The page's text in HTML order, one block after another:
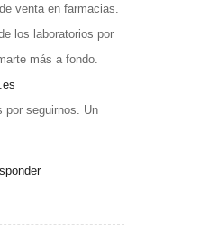
venta en farmacias.
los laboratorios por
más a fondo.
por seguirnos. Un